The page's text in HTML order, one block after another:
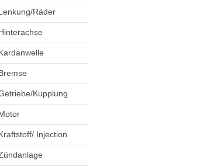
Räder
Kupplung
Injection